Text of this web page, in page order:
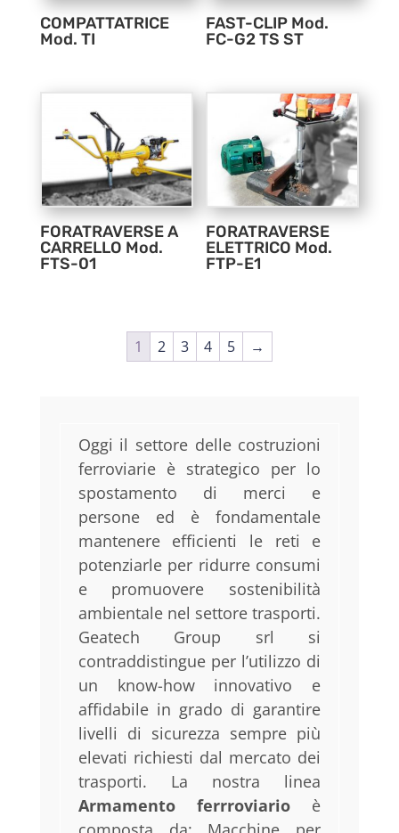
COMPATTATRICE
Mod. TI
FAST-CLIP Mod.
FC-G2 TS ST
FORATRAVERSE A
CARRELLO Mod.
FTS-01
FORATRAVERSE
ELETTRICO Mod.
FTP-E1
1 2 3 4 5 →
Oggi il settore delle costruzioni
ferroviarie è strategico per lo
spostamento di merci e
persone ed è fondamentale
mantenere efficienti le reti e
potenziarle per ridurre consumi
e promuovere sostenibilità
ambientale nel settore trasporti.
Geatech Group srl si
contraddistingue per l’utilizzo di
un know-how innovativo e
affidabile in grado di garantire
livelli di sicurezza sempre più
elevati richiesti dal mercato dei
trasporti. La nostra linea
Armamento ferrroviario è